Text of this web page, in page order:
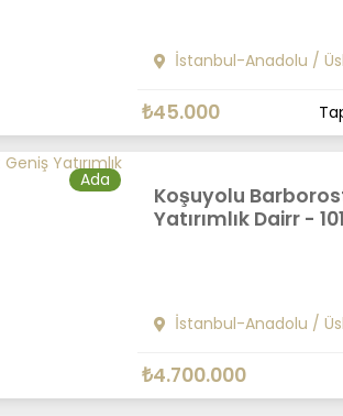
İstanbul-Anadolu /
₺45.000
Ada
Koşuyolu
Yatırımlık Dairr -
İstanbul-Anadolu /
₺4.700.000